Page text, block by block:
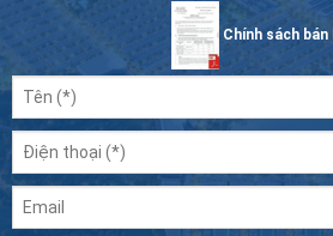
Chính sách bán